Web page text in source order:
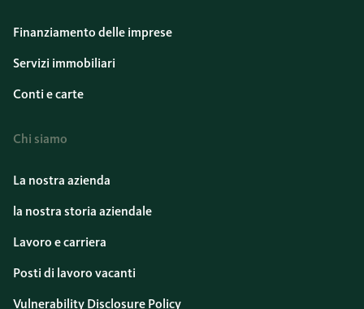
Finanziamento delle imprese
Servizi immobiliari
Conti e carte
Chi siamo
La nostra azienda
la nostra storia aziendale
Lavoro e carriera
Posti di lavoro vacanti
Vulnerability Disclosure Policy